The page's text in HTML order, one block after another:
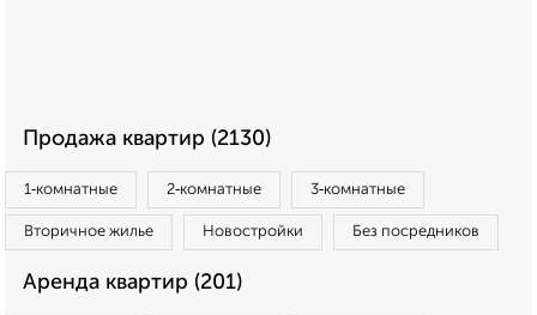
Продажа квартир (2130)
1‑комнатные 2‑комнатные 3‑комнатные
Вторичное жилье Новостройки Без посредников
Аренда квартир (201)